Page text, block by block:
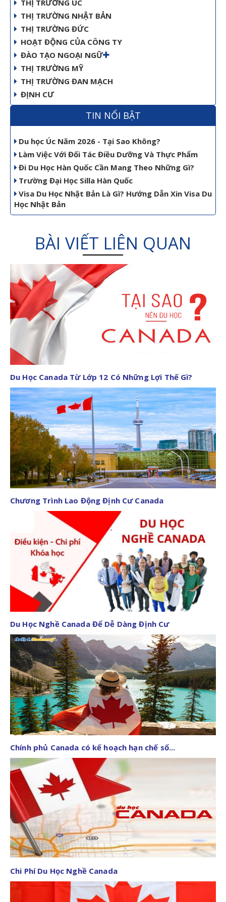
THỊ TRƯỜNG ÚC
THỊ TRƯỜNG NHẬT BẢN
THỊ TRƯỜNG ĐỨC
HOẠT ĐỘNG CỦA CÔNG TY
ĐÀO TẠO NGOẠI NGỮ
THỊ TRƯỜNG MỸ
THỊ TRƯỜNG ĐAN MẠCH
ĐỊNH CƯ
TIN NỔI BẬT
Du học Úc Năm 2026 - Tại Sao Không?
Làm Việc Với Đối Tác Điều Dưỡng Và Thực Phẩm
Đi Du Học Hàn Quốc Cần Mang Theo Những Gì?
Trường Đại Học Silla Hàn Quốc
Visa Du Học Nhật Bản Là Gì? Hướng Dẫn Xin Visa Du
Học Nhật Bản
BÀI VIẾT LIÊN QUAN
Du Học Canada Từ Lớp 12 Có Những Lợi Thế Gì?
Chương Trình Lao Động Định Cư Canada
Du Học Nghề Canada Để Dễ Dàng Định Cư
Chính phủ Canada có kế hoạch hạn chế số...
Chi Phí Du Học Nghề Canada